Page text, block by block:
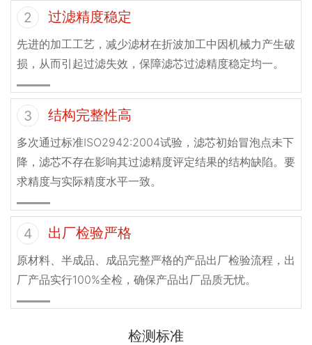
2 过滤精度稳定
先进的加工工艺，减少滤材在折波加工中因机械力产生破
损，从而引起过滤失效，保障滤芯过滤精度稳定均一。
3 结构完整性高
多次通过标准ISO2942:2004试验，滤芯初始冒泡点未下
降，滤芯不存在影响其过滤精度评定结果的结构缺陷。要
求精度与实际精度水平一致。
4 出厂检验严格
原材料、半成品、成品完整严格的产品出厂检验流程，出
厂产品实行100%全检，确保产品出厂品质无忧。
检测标准